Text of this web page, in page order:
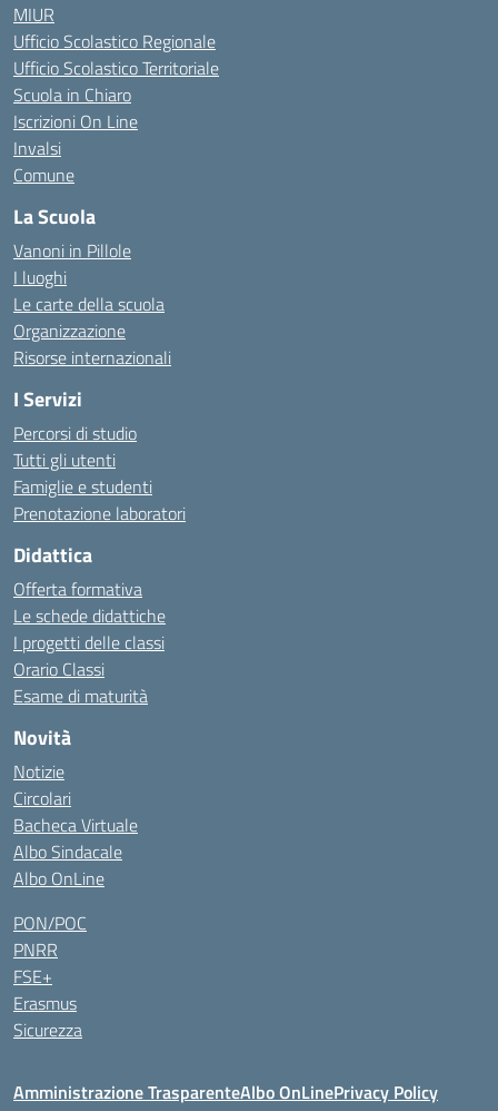
MIUR
Ufficio Scolastico Regionale
Ufficio Scolastico Territoriale
Scuola in Chiaro
Iscrizioni On Line
Invalsi
Comune
La Scuola
Vanoni in Pillole
I luoghi
Le carte della scuola
Organizzazione
Risorse internazionali
I Servizi
Percorsi di studio
Tutti gli utenti
Famiglie e studenti
Prenotazione laboratori
Didattica
Offerta formativa
Le schede didattiche
I progetti delle classi
Orario Classi
Esame di maturità
Novità
Notizie
Circolari
Bacheca Virtuale
Albo Sindacale
Albo OnLine
PON/POC
PNRR
FSE+
Erasmus
Sicurezza
Amministrazione TrasparenteAlbo OnLinePrivacy Policy